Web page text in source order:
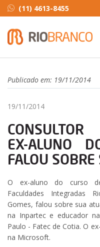
(11) 4613-8455
Publicado em: 19/11/2014
19/11/2014
CONSULTOR
EX-ALUNO
FALOU
O ex-aluno do curso
Faculdades Integradas
Gomes, falou sobre sua
na Inpartec e educador
Paulo - Fatec de Cotia. O
na Microsoft.